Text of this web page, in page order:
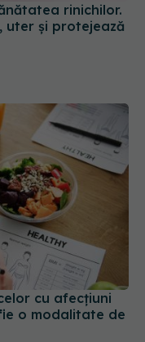
rinichilor.
uter și protejează
cu afecțiuni
o modalitate de